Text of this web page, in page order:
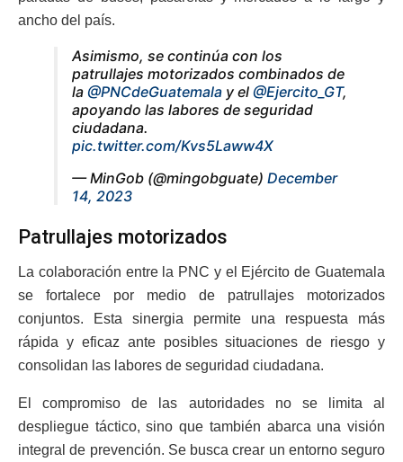
ancho del país.
Asimismo, se continúa con los
patrullajes motorizados combinados de
la @PNCdeGuatemala y el @Ejercito_GT,
apoyando las labores de seguridad
ciudadana.
pic.twitter.com/Kvs5Laww4X
— MinGob (@mingobguate) December
14, 2023
Patrullajes motorizados
La colaboración entre la PNC y el Ejército de Guatemala
se fortalece por medio de patrullajes motorizados
conjuntos. Esta sinergia permite una respuesta más
rápida y eficaz ante posibles situaciones de riesgo y
consolidan las labores de seguridad ciudadana.
El compromiso de las autoridades no se limita al
despliegue táctico, sino que también abarca una visión
integral de prevención. Se busca crear un entorno seguro